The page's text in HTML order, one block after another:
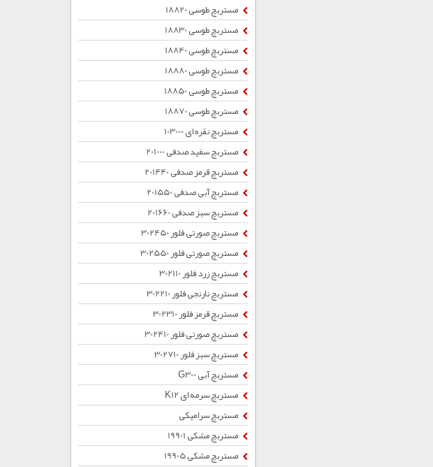
مستربچ طوسی 18820
مستربچ طوسی 18830
مستربچ طوسی 18840
مستربچ طوسی 18880
مستربچ طوسی 18850
مستربچ طوسی 18870
مستربچ نقره ای 103000
مستربچ سفید صدفی 201000
مستربچ قرمز صدفی 201440
مستربچ آبی صدفی 201550
مستربچ سبز صدفی 201660
مستربچ صورتی فلور 302450
مستربچ صورتی فلور 302550
مستربچ زرد فلور 302110
مستربچ نارنجی فلور 302210
مستربچ قرمز فلور 302310
مستربچ صورتی فلور 302410
مستربچ سبز فلور 302710
مستربچ آبی G300
مستربچ سرمه ای K12
مستربچ سرامیکی
مستربچ مشکی 19901
مستربچ مشکی 19905